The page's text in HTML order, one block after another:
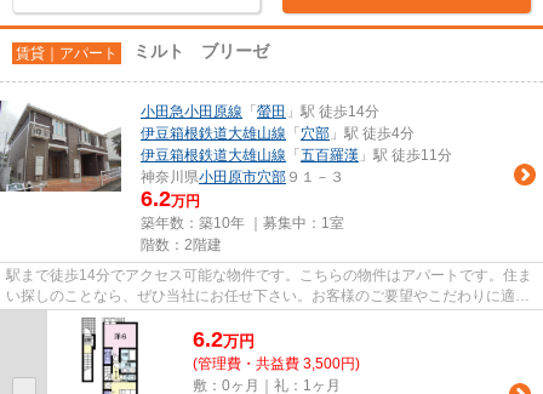
賃貸｜アパート ミルト ブリーゼ
小田急小田原線 「 螢田 」駅 徒歩14分
伊豆箱根鉄道大雄山線 「 穴部 」駅 徒歩4分
伊豆箱根鉄道大雄山線 「 五百羅漢 」駅 徒歩11分
神奈川県小田原市穴部 ９１－３
6.2万円
築年数：築10年 ｜募集中： 1室
階数：2階建
駅まで徒歩14分でアクセス可能な物件です。こちらの物件はアパートです。住ま
い探しのことなら、ぜひ当社にお任せ下さい。お客様のご要望やこだわりに適し
た物件情報をご紹介いたしま...
6.2万円
(管理費・共益費 3,500円)
敷：0ヶ月｜礼：1ヶ月